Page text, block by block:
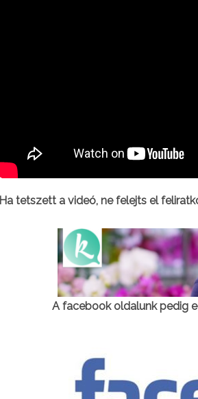
Ha tetszett a videó, ne felejts el
A facebook oldalunk pedig